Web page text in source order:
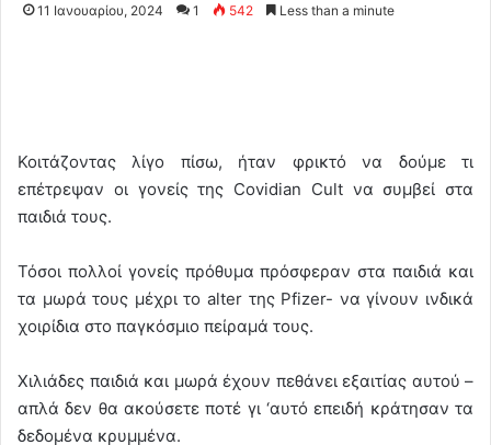
11 Ιανουαρίου, 2024 1 542 Less than a minute
Κοιτάζοντας λίγο πίσω, ήταν φρικτό να δούμε τι
επέτρεψαν οι γονείς της Covidian Cult να συμβεί στα
παιδιά τους.
Τόσοι πολλοί γονείς πρόθυμα πρόσφεραν στα παιδιά και
τα μωρά τους μέχρι το alter της Pfizer- να γίνουν ινδικά
χοιρίδια στο παγκόσμιο πείραμά τους.
Χιλιάδες παιδιά και μωρά έχουν πεθάνει εξαιτίας αυτού –
απλά δεν θα ακούσετε ποτέ γι ‘αυτό επειδή κράτησαν τα
δεδομένα κρυμμένα.